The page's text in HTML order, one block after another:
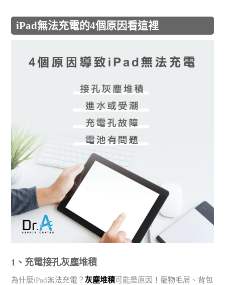
iPad無法充電的4個原因看這裡
1、充電接孔灰塵堆積
為什麼iPad無法充電？灰塵堆積可能是原因！寵物毛屑、背包